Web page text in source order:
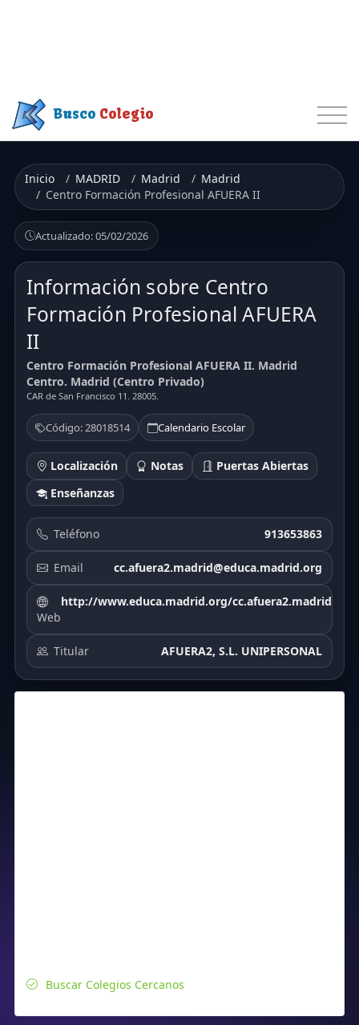
Busco Colegio
Inicio MADRID Madrid
Madrid
Centro Formación Profesional AFUERA II
Actualizado: 05/02/2026
Información sobre Centro
Formación Profesional AFUERA
II
Centro Formación Profesional AFUERA II. Madrid
Centro. Madrid (Centro Privado)
CAR de San Francisco 11. 28005.
Código: 28018514 Calendario Escolar
Localización Notas
Puertas Abiertas
Enseñanzas
Teléfono 913653863
Email cc.afuera2.madrid@educa.madrid.org
Web
http://www.educa.madrid.org/cc.afuera2.madrid
Titular AFUERA2, S.L. UNIPERSONAL
Buscar Colegios Cercanos